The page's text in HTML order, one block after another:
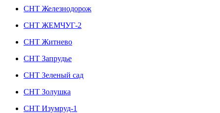
СНТ Железнодорож
СНТ ЖЕМЧУГ-2
СНТ Житнево
СНТ Запрудье
СНТ Зеленый сад
СНТ Золушка
СНТ Изумруд-1